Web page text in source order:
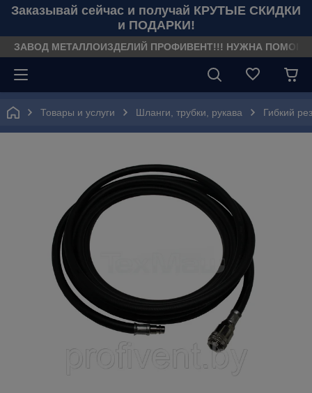
Заказывай сейчас и получай КРУТЫЕ СКИДКИ
и ПОДАРКИ!
ЗАВОД МЕТАЛЛОИЗДЕЛИЙ ПРОФИВЕНТ!!! НУЖНА
Товары и услуги Шланги, трубки, рукава Гибкий